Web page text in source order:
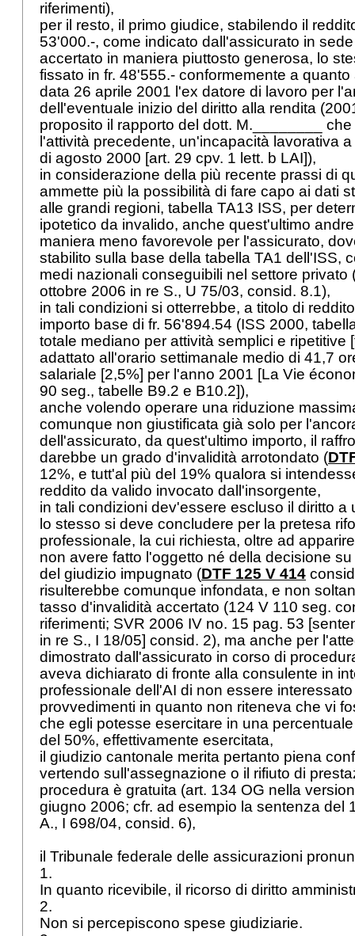
riferimenti),
per il resto, il primo giudice, stabilendo il
53'000.-, come indicato dall'assicurato in
accertato in maniera piuttosto generosa, lo
fissato in fr. 48'555.- conformemente a
data 26 aprile 2001 l'ex datore di lavoro per
dell'eventuale inizio del diritto alla rendita
proposito il rapporto del dott. M.________
l'attività precedente, un'incapacità lavorativa
di agosto 2000 [art. 29 cpv. 1 lett. b LAI]),
in considerazione della più recente prassi di
ammette più la possibilità di fare capo ai dati
alle grandi regioni, tabella TA13 ISS, per
ipotetico da invalido, anche quest'ultimo
maniera meno favorevole per l'assicurato,
stabilito sulla base della tabella TA1 dell'ISS,
medi nazionali conseguibili nel settore privato
ottobre 2006 in re S., U 75/03, consid. 8.1),
in tali condizioni si otterrebbe, a titolo di
importo base di fr. 56'894.54 (ISS 2000,
totale mediano per attività semplici e ripetitive
adattato all'orario settimanale medio di 41,7
salariale [2,5%] per l'anno 2001 [La Vie
90 seg., tabelle B9.2 e B10.2]),
anche volendo operare una riduzione
comunque non giustificata già solo per
dell'assicurato, da quest'ultimo importo, il
darebbe un grado d'invalidità arrotondato (
12%, e tutt'al più del 19% qualora si
reddito da valido invocato dall'insorgente,
in tali condizioni dev'essere escluso il diritto a
lo stesso si deve concludere per la pretesa
professionale, la cui richiesta, oltre ad
non avere fatto l'oggetto né della decisione
del giudizio impugnato (DTF 125 V 414
risulterebbe comunque infondata, e non
tasso d'invalidità accertato (124 V 110 seg.
riferimenti; SVR 2006 IV no. 15 pag. 53
in re S., I 18/05] consid. 2), ma anche per
dimostrato dall'assicurato in corso di
aveva dichiarato di fronte alla consulente in
professionale dell'AI di non essere
provvedimenti in quanto non riteneva che vi
che egli potesse esercitare in una
del 50%, effettivamente esercitata,
il giudizio cantonale merita pertanto piena
vertendo sull'assegnazione o il rifiuto di
procedura è gratuita (art. 134 OG nella
giugno 2006; cfr. ad esempio la sentenza del
A., I 698/04, consid. 6),
il Tribunale federale delle assicurazioni
1.
In quanto ricevibile, il ricorso di diritto
2.
Non si percepiscono spese giudiziarie.